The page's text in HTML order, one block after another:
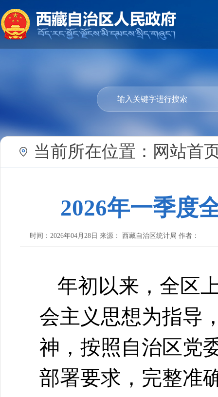
当前所在位置： 网站首
2026年一季度
时间：2026年04月28日 来源： 西藏自治区统计局 作者：
年初以来，全区
会主义思想为指导
神，按照自治区党
部署要求，完整准